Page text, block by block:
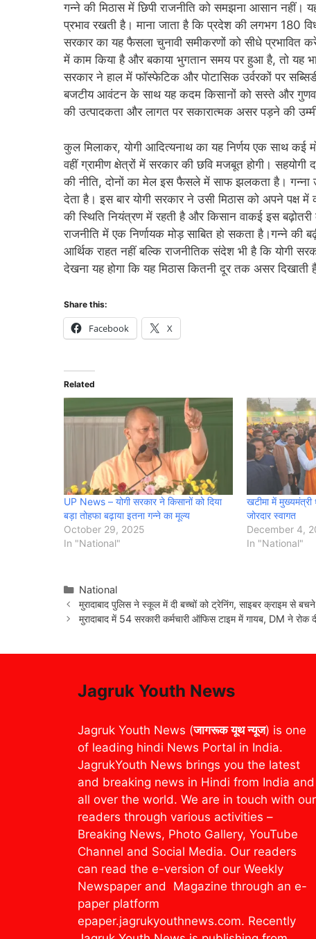
गन्ने की मिठास में छिपी राजनीति को समझना आसान नहीं।
प्रभाव रखती है। माना जाता है कि प्रदेश की लगभग 180
सरकार का यह फैसला चुनावी समीकरणों को सीधे प्रभावित
में काम किया है और बकाया भुगतान समय पर हुआ है, तो यह
सरकार ने हाल में फॉस्फेटिक और पोटासिक उर्वरकों पर
बजटीय आवंटन के साथ यह कदम किसानों को सस्ते और
की उत्पादकता और लागत पर सकारात्मक असर पड़ने की
कुल मिलाकर, योगी आदित्यनाथ का यह निर्णय एक साथ कई
वहीं ग्रामीण क्षेत्रों में सरकार की छवि मजबूत होगी।
की नीति, दोनों का मेल इस फैसले में साफ झलकता है। गन्ना
देता है। इस बार योगी सरकार ने उसी मिठास को अपने
की स्थिति नियंत्रण में रहती है और किसान वाकई इस
राजनीति में एक निर्णायक मोड़ साबित हो सकता है।गन्ने
आर्थिक राहत नहीं बल्कि राजनीतिक संदेश भी है कि योगी
देखना यह होगा कि यह मिठास कितनी दूर तक असर दिखाती
Share this:
Facebook X
Related
UP News – योगी सरकार ने किसानों को दिया
बड़ा तोहफा बढ़ाया इतना गन्ने का मूल्य
October 29, 2025
In "National"
खटीमा में मुख्यमंत्री
जोरदार स्वागत
December 4,
In "National"
Categories
National
मुरादाबाद पुलिस ने स्कूल में दी बच्चों को ट्रेनिंग, साइबर क्राइम से
मुरादाबाद में 54 सरकारी कर्मचारी ऑफिस टाइम में गायब, DM ने रोक
Jagruk Youth News
Jagruk Youth News (जागरूक यूथ न्यूज) is one
of leading hindi News Portal in India.
JagrukYouth News brings you the latest
and breaking news in Hindi from India and
all over the world. We are in touch with our
readers through various activities –
Breaking News, Photo Gallery, YouTube
Channel and Social Media. Our readers
can read the e-version of our Weekly
Newspaper and Magazine through an e-
paper platform
epaper.jagrukyouthnews.com. Recently